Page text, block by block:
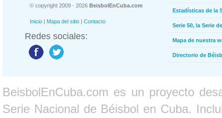
© copyright 2009 - 2026 BeisbolEnCuba.com
Inicio | Mapa del sitio | Contacto
Redes sociales:
Estadísticas de la
Serie 50, la Serie
Mapa de nuestra
Directorio de
BeisbolEnCuba.com es un proyecto
Serie Nacional de Béisbol en Cuba.